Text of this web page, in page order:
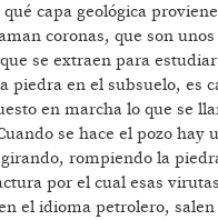
capa geológica
coronas, que son
se extraen para
piedra en el subsuelo, es
en marcha lo que se
se hace el pozo hay
rompiendo la
por el cual esas
el idioma petrolero, salen